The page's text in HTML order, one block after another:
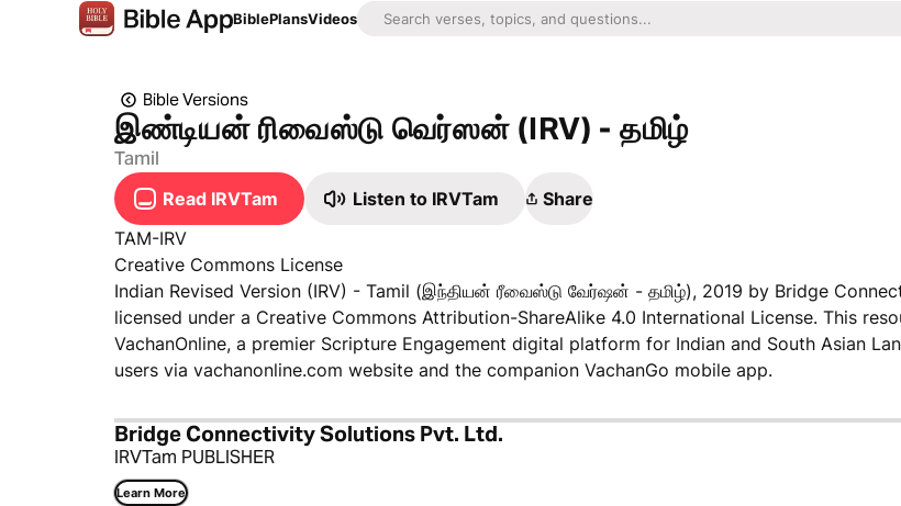
BiblePlansVideos
Bible Versions
இண்டியன் ரிவைஸ்டு வெர்ஸன் (IRV) - தமிழ்
Tamil
Read IRVTam Listen to IRVTam
Share
TAM-IRV
Creative Commons License
Indian Revised Version (IRV) - Tamil (இந்தியன் ரீவைஸ்டு வேர்ஷன் - தமிழ்), 2019 by Bridge
licensed under a Creative Commons Attribution-ShareAlike 4.0 International License. This
VachanOnline, a premier Scripture Engagement digital platform for Indian and South Asian
users via vachanonline.com website and the companion VachanGo mobile app.
Bridge Connectivity Solutions Pvt. Ltd.
IRVTam PUBLISHER
Learn More